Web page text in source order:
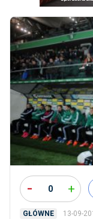
- 0 +
GŁÓWNE 13-09-